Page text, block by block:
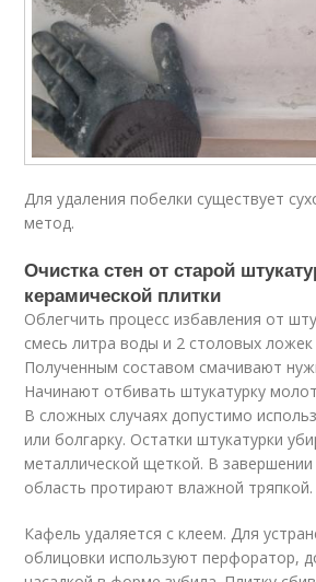
Для удаления побелки существует
метод.
Очистка стен от старой
керамической плитки
Облегчить процесс избавления от
смесь литра воды и 2 столовых ложек
Полученным составом смачивают
Начинают отбивать штукатурку
В сложных случаях допустимо
или болгарку. Остатки штукатурки
металлической щеткой. В
область протирают влажной тряпкой.
Кафель удаляется с клеем. Для
облицовки используют перфоратор,